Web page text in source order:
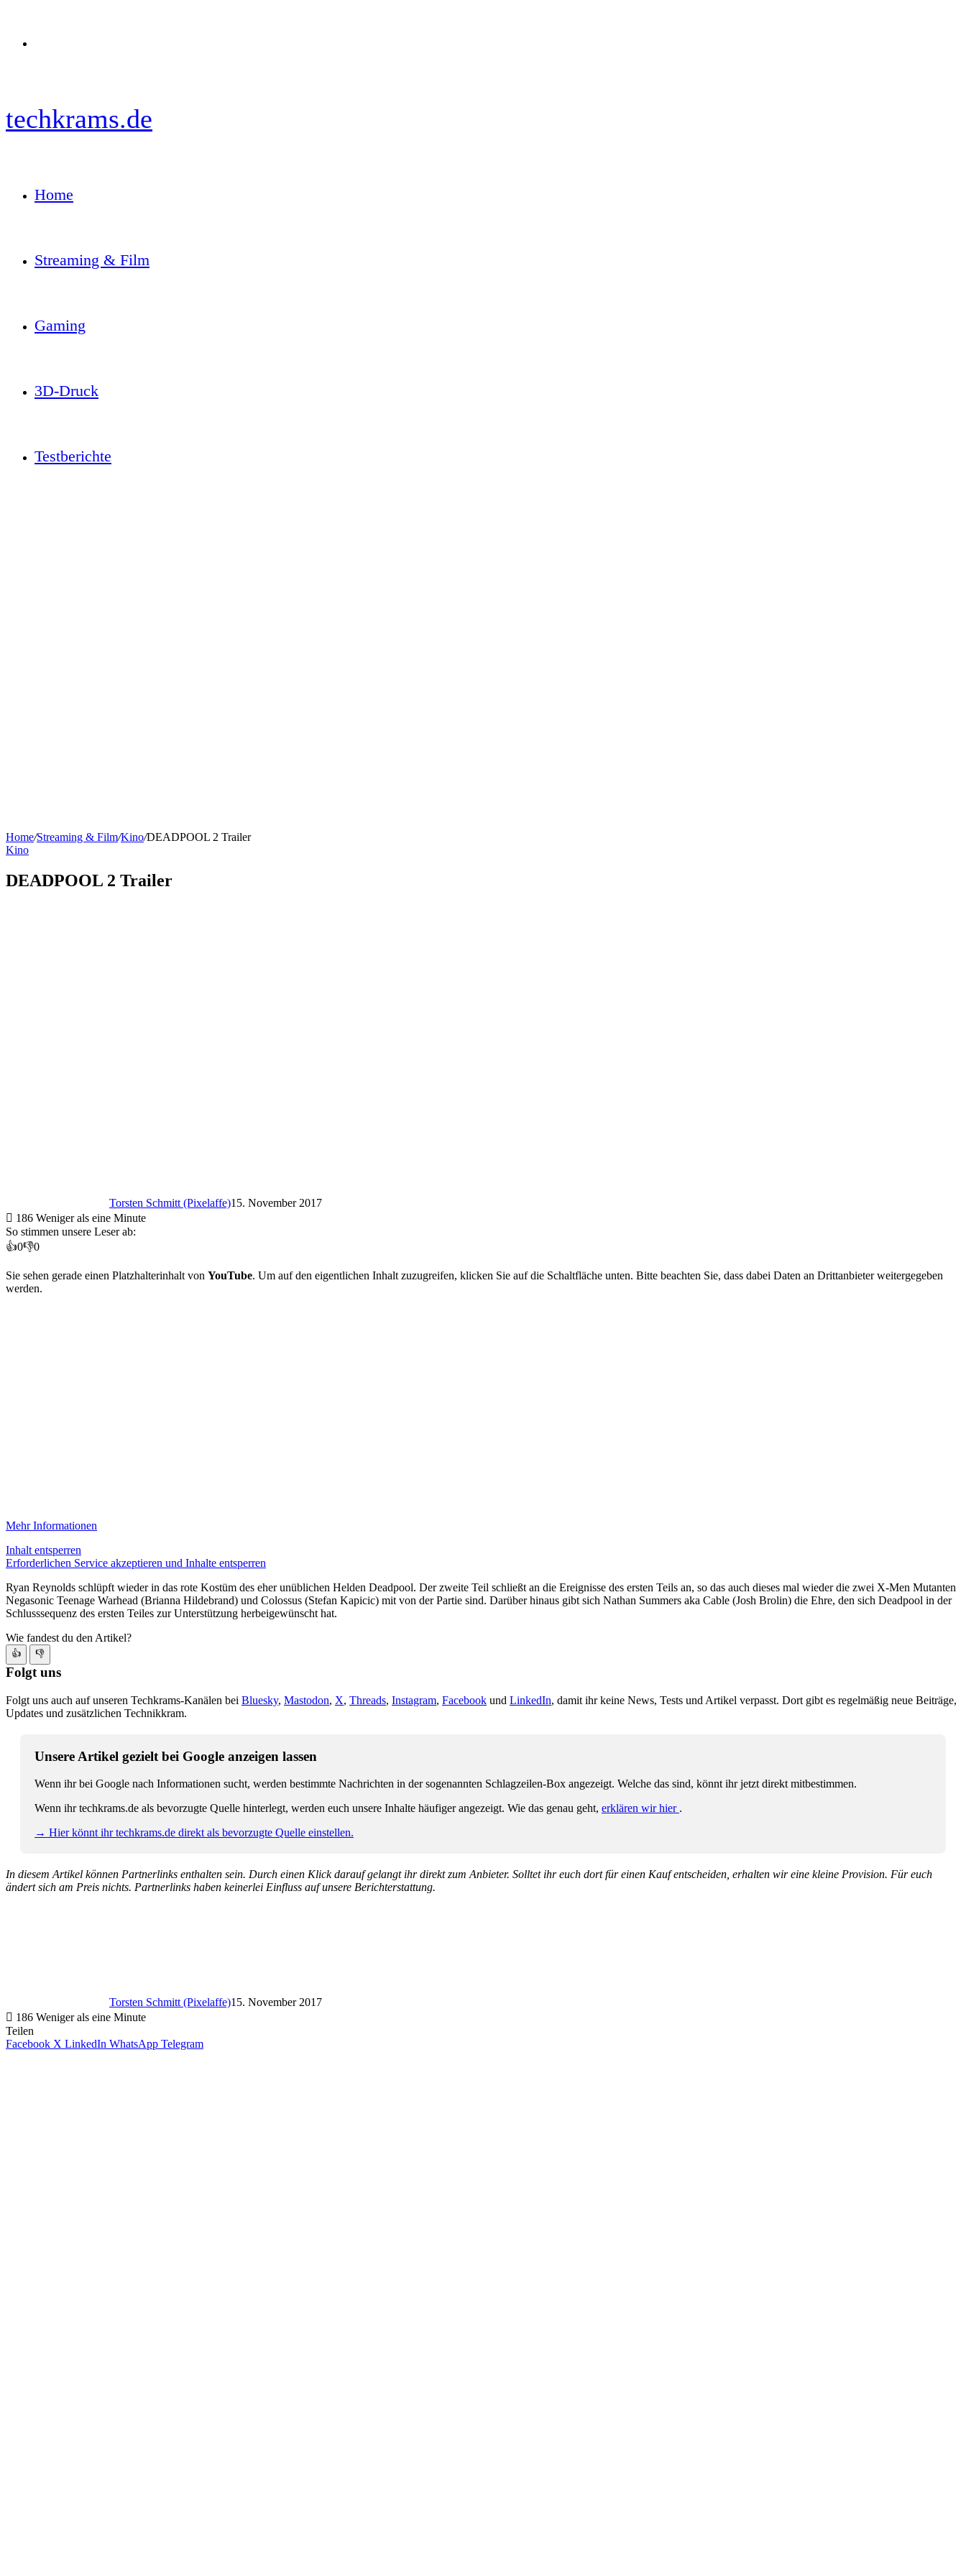
techkrams.de
Home
Streaming & Film
Gaming
3D-Druck
Testberichte
Home/Streaming & Film/Kino/DEADPOOL 2 Trailer
Kino
DEADPOOL 2 Trailer
Torsten Schmitt (Pixelaffe)15. November 2017
186 Weniger als eine Minute
So stimmen unsere Leser ab:
👍0👎0
Sie sehen gerade einen Platzhalterinhalt von YouTube. Um auf den eigentlichen Inhalt zuzugreifen, klicken Sie auf die Schaltfläche unten. Bitte beachten Sie, dass dabei Daten an Drittanbieter weitergegeben
werden.
Mehr Informationen
Inhalt entsperren
Erforderlichen Service akzeptieren und Inhalte entsperren
Ryan Reynolds schlüpft wieder in das rote Kostüm des eher unüblichen Helden Deadpool. Der zweite Teil schließt an die Ereignisse des ersten Teils an, so das auch dieses mal wieder die zwei X-Men Mutanten
Negasonic Teenage Warhead (Brianna Hildebrand) und Colossus (Stefan Kapicic) mit von der Partie sind. Darüber hinaus gibt sich Nathan Summers aka Cable (Josh Brolin) die Ehre, den sich Deadpool in der
Schlusssequenz des ersten Teiles zur Unterstützung herbeigewünscht hat.
Wie fandest du den Artikel?
👍 👎
Folgt uns
Folgt uns auch auf unseren Techkrams-Kanälen bei Bluesky, Mastodon, X, Threads, Instagram, Facebook und LinkedIn, damit ihr keine News, Tests und Artikel verpasst. Dort gibt es regelmäßig neue Beiträge,
Updates und zusätzlichen Technikkram.
Unsere Artikel gezielt bei Google anzeigen lassen
Wenn ihr bei Google nach Informationen sucht, werden bestimmte Nachrichten in der sogenannten Schlagzeilen-Box angezeigt. Welche das sind, könnt ihr jetzt direkt mitbestimmen.
Wenn ihr techkrams.de als bevorzugte Quelle hinterlegt, werden euch unsere Inhalte häufiger angezeigt. Wie das genau geht, erklären wir hier .
→ Hier könnt ihr techkrams.de direkt als bevorzugte Quelle einstellen.
In diesem Artikel können Partnerlinks enthalten sein. Durch einen Klick darauf gelangt ihr direkt zum Anbieter. Solltet ihr euch dort für einen Kauf entscheiden, erhalten wir eine kleine Provision. Für euch
ändert sich am Preis nichts. Partnerlinks haben keinerlei Einfluss auf unsere Berichterstattung.
Torsten Schmitt (Pixelaffe)15. November 2017
186 Weniger als eine Minute
Teilen
Facebook X LinkedIn WhatsApp Telegram